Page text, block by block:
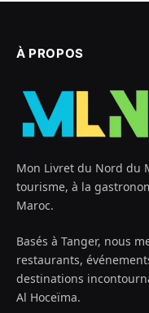
À PROPOS
Mon Livret du Nord du
tourisme, à la
Maroc.
Basés à Tanger, nous
restaurants,
destinations
Al Hoceïma.